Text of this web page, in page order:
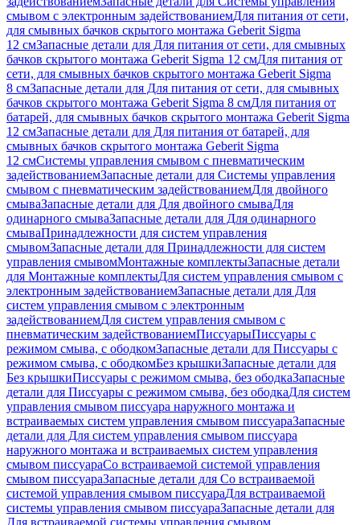
смывом с электронным задействованиемДля питания от сети,
для смывных бачков скрытого монтажа Geberit Sigma
12 смЗапасные детали для Для питания от сети, для смывных
бачков скрытого монтажа Geberit Sigma 12 смДля питания от
сети, для смывных бачков скрытого монтажа Geberit Sigma
8 смЗапасные детали для Для питания от сети, для смывных
бачков скрытого монтажа Geberit Sigma 8 смДля питания от
батарей, для смывных бачков скрытого монтажа Geberit Sigma
12 смЗапасные детали для Для питания от батарей, для
смывных бачков скрытого монтажа Geberit Sigma
12 смСистемы управления смывом с пневматическим
задействованиемЗапасные детали для Системы управления
смывом с пневматическим задействованиемДля двойного
смываЗапасные детали для Для двойного смываДля
одинарного смываЗапасные детали для Для одинарного
смываПринадлежности для систем управления
смывомЗапасные детали для Принадлежности для систем
управления смывомМонтажные комплектыЗапасные детали
для Монтажные комплектыДля систем управления смывом с
электронным задействованиемЗапасные детали для Для
систем управления смывом с электронным
задействованиемДля систем управления смывом с
пневматическим задействованиемПиссуарыПиссуары с
режимом смыва, с ободкомЗапасные детали для Писсуары с
режимом смыва, с ободкомБез крышкиЗапасные детали для
Без крышкиПиссуары с режимом смыва, без ободкаЗапасные
детали для Писсуары с режимом смыва, без ободкаДля систем
управления смывом писсуара наружного монтажа и
встраиваемых систем управления смывом писсуараЗапасные
детали для Для систем управления смывом писсуара
наружного монтажа и встраиваемых систем управления
смывом писсуараСо встраиваемой системой управления
смывом писсуараЗапасные детали для Со встраиваемой
системой управления смывом писсуараДля встраиваемой
системы управления смывом писсуараЗапасные детали для
Для встраиваемой системы управления смывом